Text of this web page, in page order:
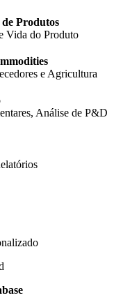
Produtos
Vida do Produto
e Agricultura
Análise de P&D